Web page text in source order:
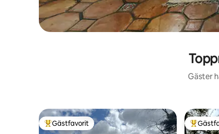
Gäster
Populär gästfavorit
Gästfavorit Populär